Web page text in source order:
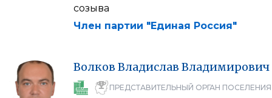
созыва
Член партии "Единая Россия"
Волков Владислав Владимирович
ПРЕДСТАВИТЕЛЬНЫЙ ОРГАН ПОСЕЛЕНИЯ